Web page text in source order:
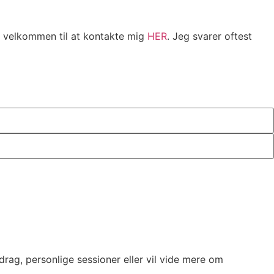
til at kontakte mig HER. Jeg svarer oftest
personlige sessioner eller vil vide mere om